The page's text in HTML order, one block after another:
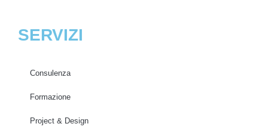
SERVIZI
Consulenza
Formazione
Project & Design